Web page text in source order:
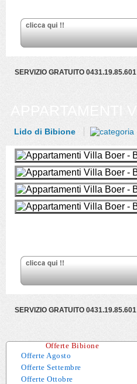
SERVIZIO GRATUITO 0431.19.85.601
Lido di Bibione
SERVIZIO GRATUITO 0431.19.85.601
Offerte Bibione
Offerte Agosto
Offerte Settembre
Offerte Ottobre